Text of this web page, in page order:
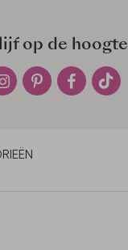
op de hoogte